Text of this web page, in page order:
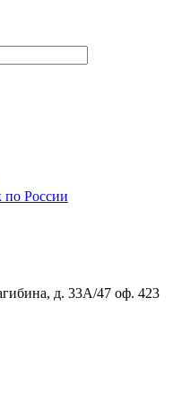
по России
д. 33А/47 оф. 423